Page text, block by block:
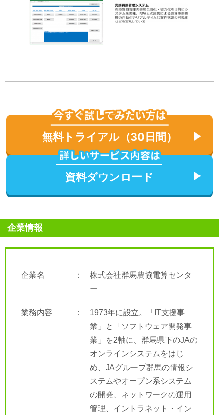
無料トライアル（30日間）
資料ダウンロード
企業情報
企業名
株式会社群馬農協電算センタ
ー
業務内容
1973年に設立。「IT支援事
業」と「ソフトウェア開発事
業」を2軸に、群馬県下のJAの
オンラインシステムをはじ
め、JAグループ群馬の情報シ
ステムやオープン系システム
の開発、ネットワークの運用
管理、イントラネット・イン